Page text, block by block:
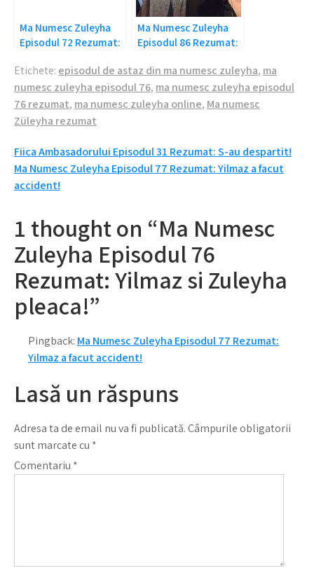
Ma Numesc Zuleyha
Episodul 72 Rezumat:
Behice!
Ma Numesc Zuleyha
Episodul 86 Rezumat:
spuna?
Etichete: episodul de astaz din ma numesc zuleyha, ma
numesc zuleyha episodul 76, ma numesc zuleyha episodul
76 rezumat, ma numesc zuleyha online, Ma numesc
Züleyha rezumat
Navigare
în
Fiica Ambasadorului Episodul 31 Rezumat: S-au despartit!
Ma Numesc Zuleyha Episodul 77 Rezumat: Yilmaz a facut
accident!
1 thought on “Ma Numesc
Zuleyha Episodul 76
Rezumat: Yilmaz si Zuleyha
pleaca!”
Pingback: Ma Numesc Zuleyha Episodul 77 Rezumat:
Yilmaz a facut accident!
Lasă un răspuns
Adresa ta de email nu va fi publicată.Câmpurile obligatorii
sunt marcate cu *
Comentariu *